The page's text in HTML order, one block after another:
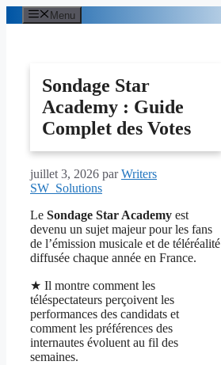
Aller
au
Menu
Sondage Star
Academy : Guide
Complet des Votes
juillet 3, 2026 parWriters
SW_Solutions
Le Sondage Star Academy est
devenu un sujet majeur pour les fans
de l’émission musicale et de téléréalité
diffusée chaque année en France.
★ Il montre comment les
téléspectateurs perçoivent les
performances des candidats et
comment les préférences des
internautes évoluent au fil des
semaines.